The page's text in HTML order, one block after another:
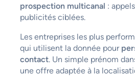
prospection multicanal :
publicités ciblées.
Les entreprises les plus
qui utilisent la donnée pour
contact. Un simple prénom
une offre adaptée à la